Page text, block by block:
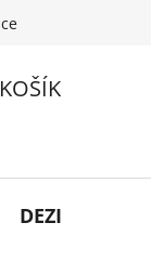
DEZINFEKCE